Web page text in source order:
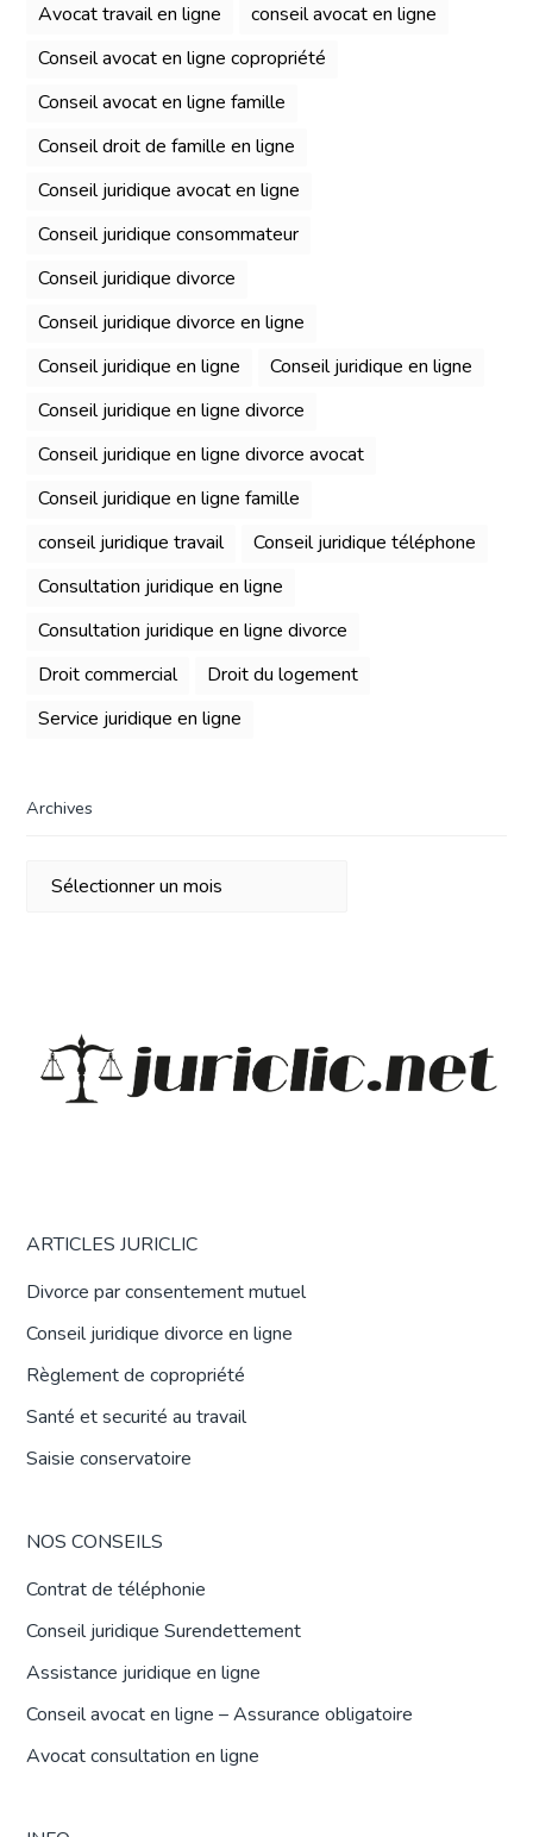
Avocat travail en ligne
conseil avocat en ligne
Conseil avocat en ligne copropriété
Conseil avocat en ligne famille
Conseil droit de famille en ligne
Conseil juridique avocat en ligne
Conseil juridique consommateur
Conseil juridique divorce
Conseil juridique divorce en ligne
Conseil juridique en ligne
Conseil juridique en ligne
Conseil juridique en ligne divorce
Conseil juridique en ligne divorce avocat
Conseil juridique en ligne famille
conseil juridique travail
Conseil juridique téléphone
Consultation juridique en ligne
Consultation juridique en ligne divorce
Droit commercial
Droit du logement
Service juridique en ligne
Archives
Archives
ARTICLES JURICLIC
Divorce par consentement mutuel
Conseil juridique divorce en ligne
Règlement de copropriété
Santé et securité au travail
Saisie conservatoire
NOS CONSEILS
Contrat de téléphonie
Conseil juridique Surendettement
Assistance juridique en ligne
Conseil avocat en ligne – Assurance obligatoire
Avocat consultation en ligne